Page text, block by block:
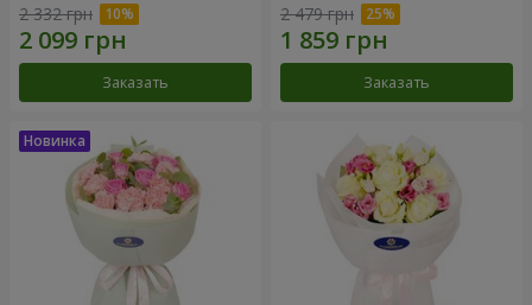
2 332 грн
Заказать
2 479 грн
Заказать